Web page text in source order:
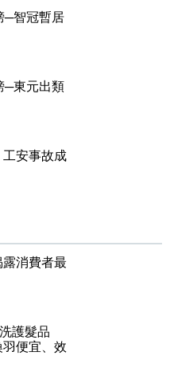
─智冠暫居
─東元出類
安事故成
消費者最
護髮品
便宜、效